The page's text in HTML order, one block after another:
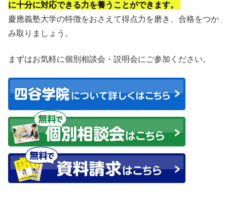
に十分に対応できる力を養うことができます。
慶應義塾大学の特徴をおさえて得点力を磨き、合格をつか
み取りましょう。
まずはお気軽に個別相談会・説明会にご参加ください。